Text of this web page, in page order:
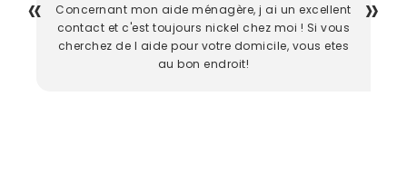
Concernant mon aide ménagère, j ai un excellent
contact et c'est toujours nickel chez moi ! Si vous
cherchez de l aide pour votre domicile, vous etes
au bon endroit!